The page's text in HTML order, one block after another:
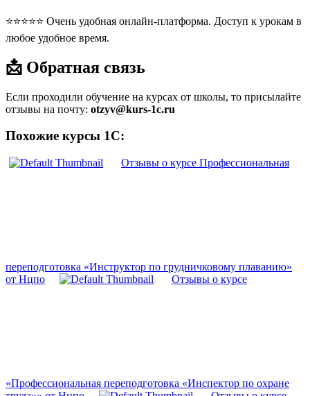
⭐⭐⭐⭐⭐ Очень удобная онлайн-платформа. Доступ к урокам в
любое удобное время.
📩 Обратная связь
Если проходили обучение на курсах от школы, то присылайте
отзывы на почту: otzyv@kurs-1c.ru
Похожие курсы 1С:
Отзывы о курсе Профессиональная
переподготовка «Инструктор по грудничковому плаванию»
от Нцпо
Отзывы о курсе
«Профессиональная переподготовка «Инспектор по охране